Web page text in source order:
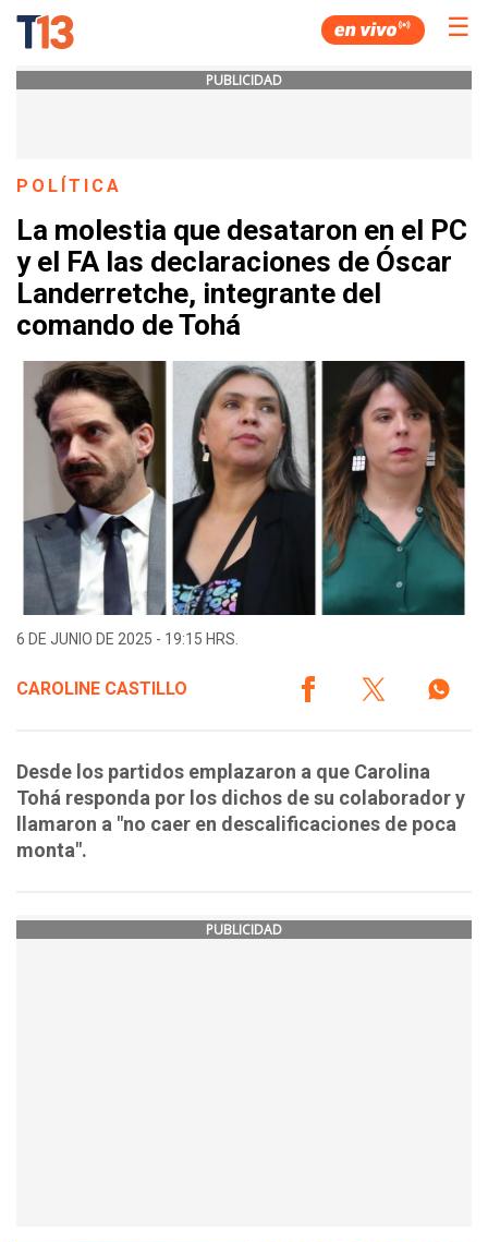
☰
PUBLICIDAD
POLÍTICA
La molestia que desataron en el PC
y el FA las declaraciones de Óscar
Landerretche, integrante del
comando de Tohá
6 DE JUNIO DE 2025 - 19:15 HRS.
CAROLINE CASTILLO
Desde los partidos emplazaron a que Carolina
Tohá responda por los dichos de su colaborador y
llamaron a "no caer en descalificaciones de poca
monta".
PUBLICIDAD